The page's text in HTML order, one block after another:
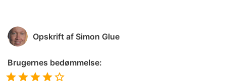
Opskrift af Simon Glue
Brugernes bedømmelse: